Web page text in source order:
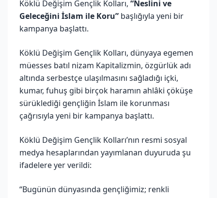
Köklü Değişim Gençlik Kolları, “Neslini ve
Geleceğini İslam ile Koru” başlığıyla yeni bir
kampanya başlattı.
Köklü Değişim Gençlik Kolları, dünyaya egemen
müesses batıl nizam Kapitalizmin, özgürlük adı
altında serbestçe ulaşılmasını sağladığı içki,
kumar, fuhuş gibi birçok haramın ahlâki çöküşe
sürüklediği gençliğin İslam ile korunması
çağrısıyla yeni bir kampanya başlattı.
Köklü Değişim Gençlik Kolları’nın resmi sosyal
medya hesaplarından yayımlanan duyuruda şu
ifadelere yer verildi:
“Bugünün dünyasında gençliğimiz; renkli